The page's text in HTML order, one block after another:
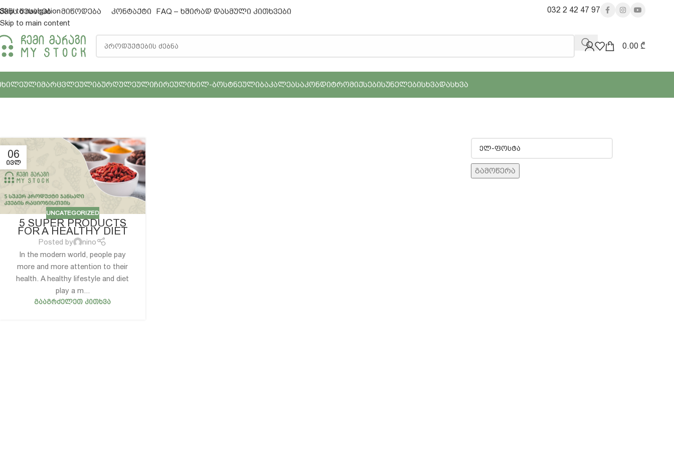
Skip to navigation
Skip to main content
შესახებ მიწოდება კონტაქტი FAQ – ხშირად დასმული კითხვები 032 2 42 47 97
0.00 ₾
ᲛᲐᲠᲪᲕᲚᲔᲣᲚᲘᲑᲣᲠᲦᲣᲚᲔᲣᲚᲘᲩᲘᲠᲔᲣᲚᲘᲮᲘᲚ-ᲑᲝᲡᲢᲜᲔᲣᲚᲘᲑᲐᲙᲐᲚᲔᲐᲡᲐᲙᲝᲜᲓᲘᲢᲠᲝᲛᲘᲥᲡᲔᲑᲘᲡᲣᲜᲔᲚᲔᲑᲘᲡᲮᲕᲐᲓᲐᲡᲮᲕᲐ
06
ᲘᲕᲚ
UNCATEGORIZED
5 SUPER PRODUCTS
FOR A HEALTHY DIET
Posted by
nino
In the modern world, people pay
more and more attention to their
health. A healthy lifestyle and diet
play a m...
ᲒᲐᲐᲒᲠᲫᲔᲚᲔᲗ ᲙᲘᲗᲮᲕᲐ